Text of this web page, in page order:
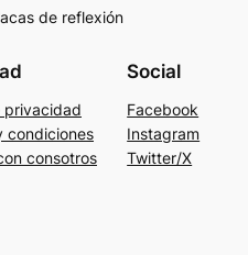
de reflexión
privacidad
condiciones
consotros
Social
Facebook
Instagram
Twitter/X